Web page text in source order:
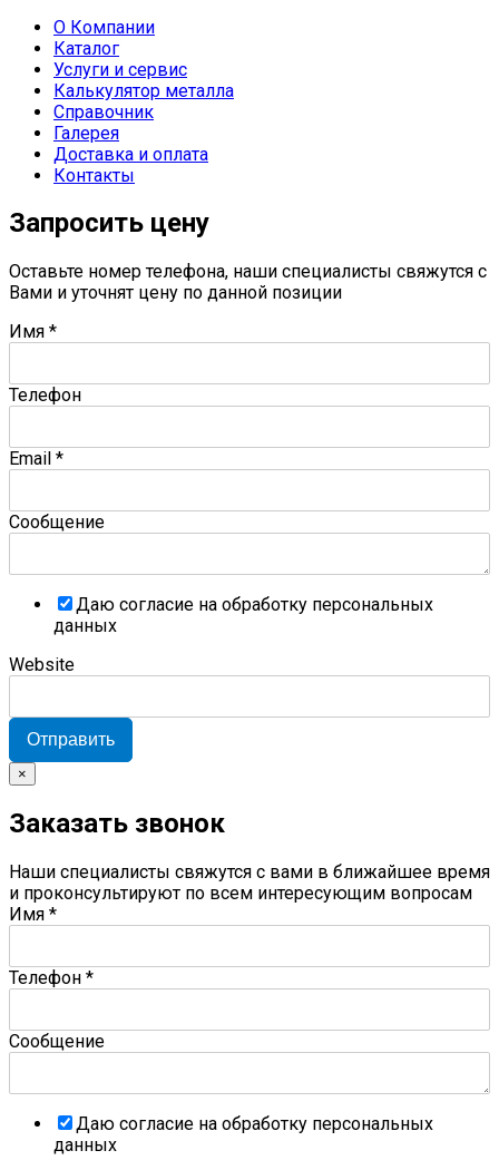
О Компании
Каталог
Услуги и сервис
Калькулятор металла
Справочник
Галерея
Доставка и оплата
Контакты
Запросить цену
Оставьте номер телефона, наши специалисты свяжутся с
Вами и уточнят цену по данной позиции
Имя *
Телефон
Email *
Сообщение
Даю согласие на обработку персональных
данных
Website
Отправить
×
Заказать звонок
Наши специалисты свяжутся с вами в ближайшее время
и проконсультируют по всем интересующим вопросам
Имя *
Телефон *
Сообщение
Даю согласие на обработку персональных
данных